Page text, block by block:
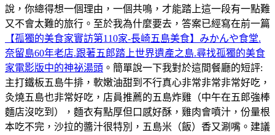
說，你總得想一個理由，一個共鳴，才能踏上這一段有一點難
又不會太難的旅行。至於我為什麼要去，答案已經寫在前一篇
【孤獨的美食家實訪第110家-長崎五島美食】みかんや食堂.
奈留島60年老店.跟著五郎踏上世界遺產之島.尋找孤獨的美食
家電影版中的神祕湯頭 。簡單說一下我對於這間餐廳的短評:
主打鐵板五島牛排，軟嫩油甜到不行真心非常非常非常好吃，
灸燒五島也非常好吃，店員推薦的五島炸雞（中午在五郎強棒
麵店沒吃到），麵衣有點厚但口感好酥，雞肉會噴汁，份量根
本吃不完，沙拉的醬汁很特別，五島米（飯）香又涮嘴。建議